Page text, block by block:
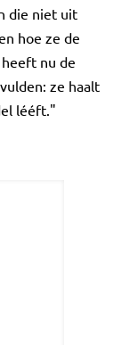
die niet uit
hoe ze de
nu de
ze haalt
lééft."